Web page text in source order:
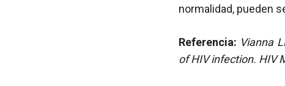
normalidad, pueden
Referencia: Vianna
of HIV infection. HIV